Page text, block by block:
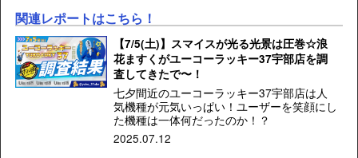
関連レポートはこちら！
【7/5(土)】スマイスが光る光景は圧巻☆浪
花ますくがユーコーラッキー37宇部店を調
査してきたで〜！
七夕間近のユーコーラッキー37宇部店は人
気機種が元気いっぱい！ユーザーを笑顔にし
た機種は一体何だったのか！？
2025.07.12